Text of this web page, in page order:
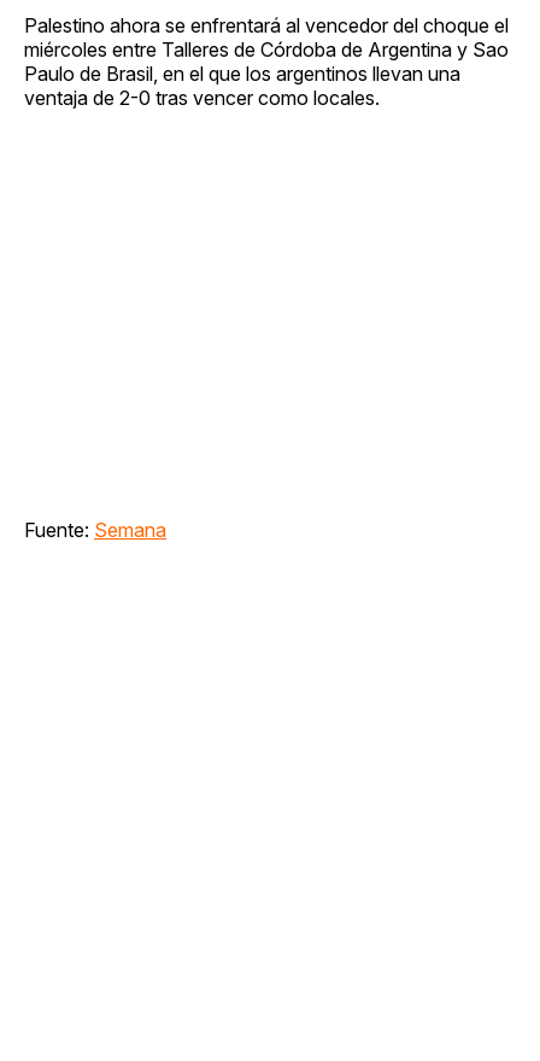
Palestino ahora se enfrentará al vencedor del choque el
miércoles entre Talleres de Córdoba de Argentina y Sao
Paulo de Brasil, en el que los argentinos llevan una
ventaja de 2-0 tras vencer como locales.
Fuente: Semana